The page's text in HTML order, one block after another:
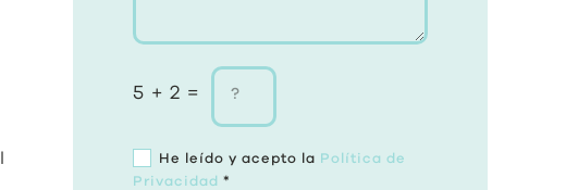
5 + 2 =
He leído y acepto la Política de
Privacidad *